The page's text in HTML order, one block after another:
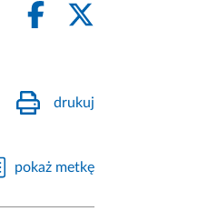
drukuj
pokaż metkę